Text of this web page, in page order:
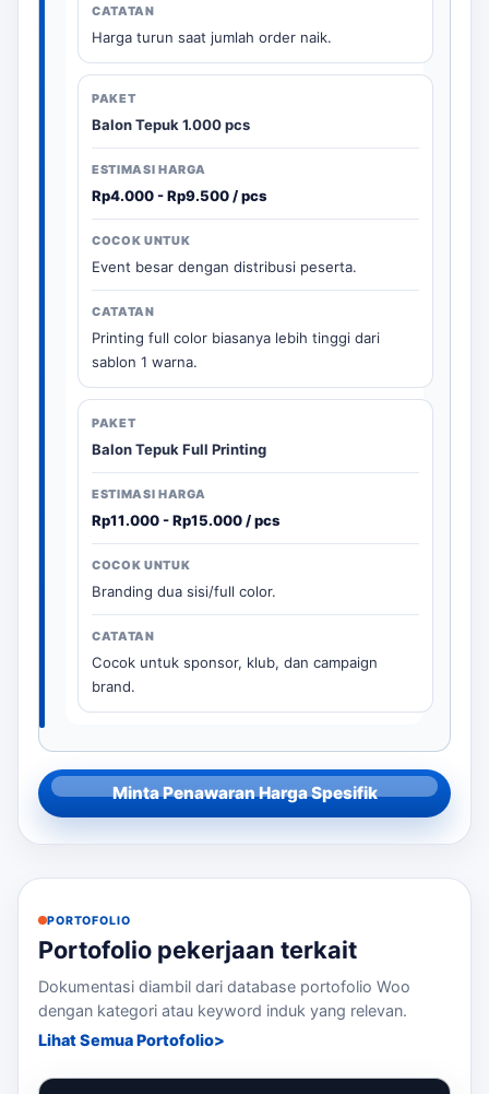
Harga turun saat jumlah order naik.
Balon Tepuk 1.000 pcs
Rp4.000 - Rp9.500 / pcs
Event besar dengan distribusi peserta.
Printing full color biasanya lebih tinggi dari
sablon 1 warna.
Balon Tepuk Full Printing
Rp11.000 - Rp15.000 / pcs
Branding dua sisi/full color.
Cocok untuk sponsor, klub, dan campaign
brand.
Minta Penawaran Harga Spesifik
PORTOFOLIO
Portofolio pekerjaan terkait
Dokumentasi diambil dari database portofolio Woo
dengan kategori atau keyword induk yang relevan.
Lihat Semua Portofolio